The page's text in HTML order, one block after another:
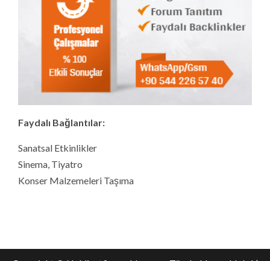
Faydalı Bağlantılar:
Sanatsal Etkinlikler
Sinema, Tiyatro
Konser Malzemeleri Taşıma